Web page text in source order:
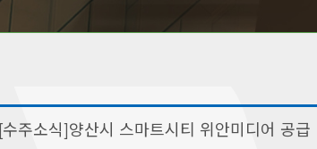
[수주소식]양산시 스마트시티 위안미디어 공급